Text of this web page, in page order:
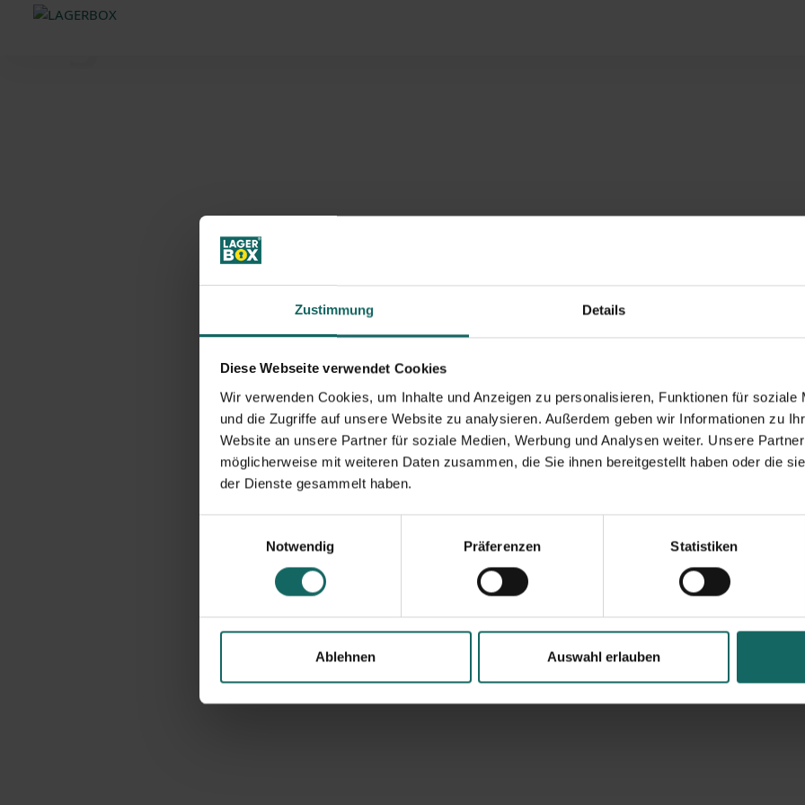
Zustimmung Details
Diese Webseite verwendet Cookies
Wir verwenden Cookies, um Inhalte und Anzeigen zu personalisieren, Funktionen für soziale
und die Zugriffe auf unsere Website zu analysieren. Außerdem geben wir Informationen zu
Website an unsere Partner für soziale Medien, Werbung und Analysen weiter. Unsere
möglicherweise mit weiteren Daten zusammen, die Sie ihnen bereitgestellt haben oder die
der Dienste gesammelt haben.
Notwendig
Präferenzen Statistiken
Ablehnen Auswahl erlauben
Lagerraum online buchen